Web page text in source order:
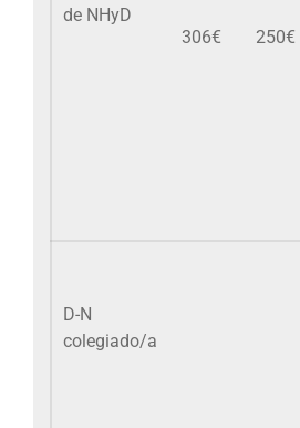
de NHyD
306€
250€
D-N
colegiado/a